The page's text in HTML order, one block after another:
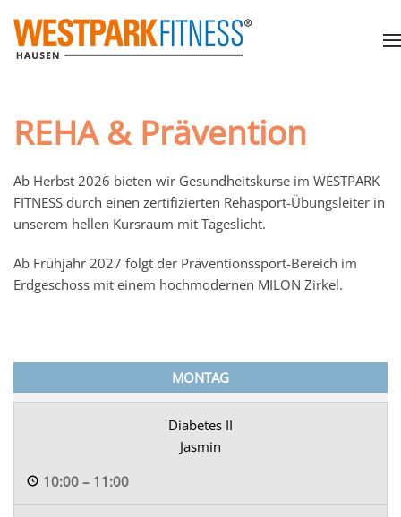
REHA & Prävention
Ab Herbst 2026 bieten wir Gesundheitskurse im WESTPARK
FITNESS durch einen zertifizierten Rehasport-Übungsleiter in
unserem hellen Kursraum mit Tageslicht.
Ab Frühjahr 2027 folgt der Präventionssport-Bereich im
Erdgeschoss mit einem hochmodernen MILON Zirkel.
Diabetes II
Jasmin
10:00 – 11:00